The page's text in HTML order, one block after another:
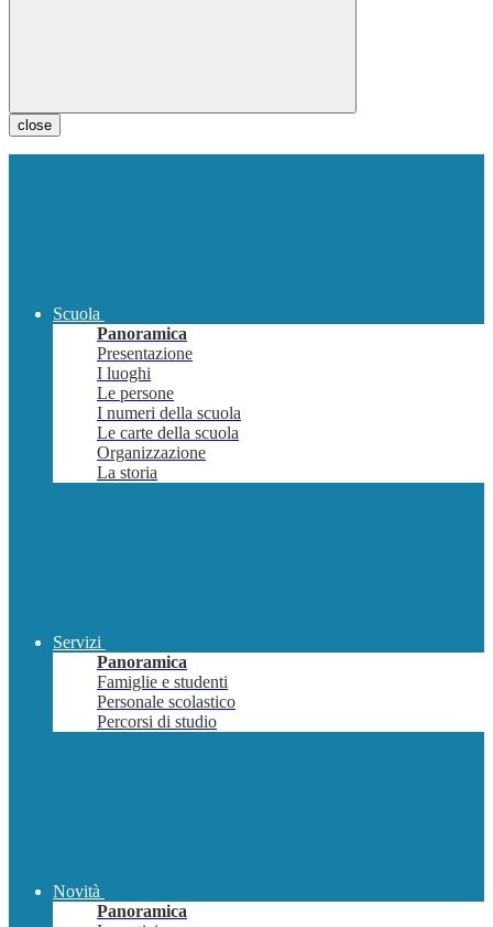
close
Scuola
Panoramica
Presentazione
I luoghi
Le persone
I numeri della scuola
Le carte della scuola
Organizzazione
La storia
Servizi
Panoramica
Famiglie e studenti
Personale scolastico
Percorsi di studio
Novità
Panoramica